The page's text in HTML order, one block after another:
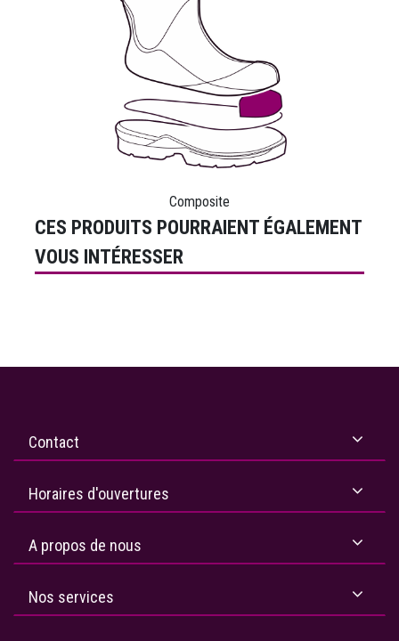
Composite
CES PRODUITS POURRAIENT ÉGALEMENT
VOUS INTÉRESSER
Contact
Horaires d'ouvertures
A propos de nous
Nos services